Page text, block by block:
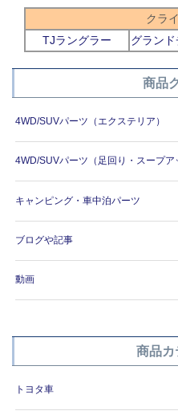
クラ
TJラングラー
グラン
商品
4WD/SUVパーツ（エクステリア）
4WD/SUVパーツ（足回り・スープア
キャンピング・車中泊パーツ
ブログや記事
動画
商品カ
トヨタ車